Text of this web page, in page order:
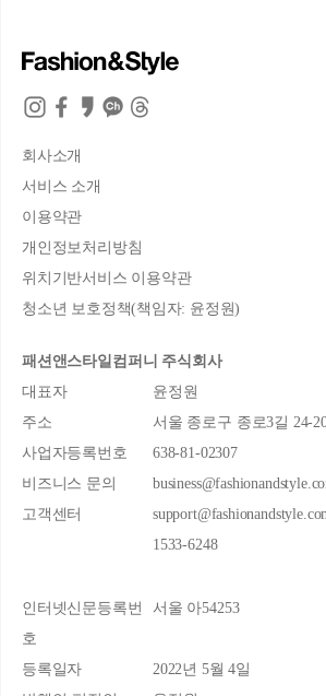
회사소개
서비스 소개
이용약관
개인정보처리방침
위치기반서비스 이용약관
청소년 보호정책(책임자: 윤정원)
패션앤스타일컴퍼니 주식회사
대표자
윤정원
주소
서울 종로구 종로3길 24-
사업자등록번호
638-81-02307
비즈니스 문의
고객센터
1533-6248
인터넷신문등록번
호
서울 아54253
등록일자
2022년 5월 4일